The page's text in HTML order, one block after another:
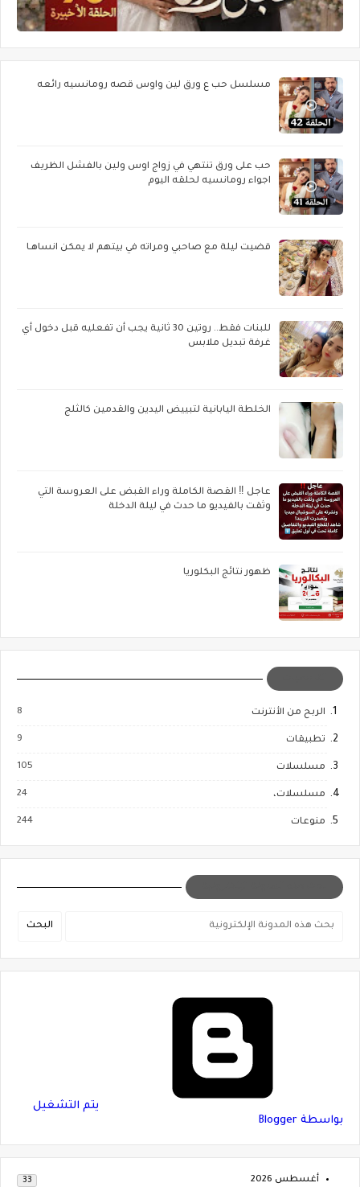
مسلسل حب ع ورق لين واوس قصه رومانسيه رائعه
حب على ورق تنتهي في زواج اوس ولين بالفشل الظريف
اجواء رومانسيه لحلقه اليوم
قضيت ليلة مع صاحبي ومراته في بيتهم لا يمكن انساهـا
للبنات فقط.. روتين 30 ثانية يجب أن تفعليه قبل دخول أي
غرفة تبديل ملابس
الخلطة اليابانية لتبييض اليدين والقدمين كالثلج
عاجل ‼️ القصة الكاملة وراء القبض على العروسة التي
وثقت بالفيديو ما حدث في ليلة الدخلة
ظهور نتائج البكلوريا
الربح من الأنترنت 8
تطبيقات 9
مسلسلات 105
مسلسلات، 24
منوعات 244
‏يتم التشغيل
بواسطة Blogger
أغسطس 2026 33